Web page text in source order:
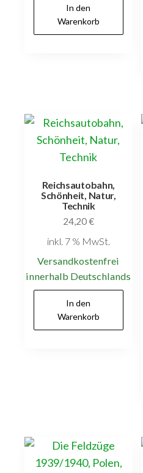
In den
Warenkorb
Reichsautobahn,
Schönheit, Natur,
Technik
24,20€
inkl. 7 % MwSt.
Versandkostenfrei
innerhalb Deutschlands
In den
Warenkorb